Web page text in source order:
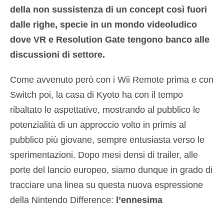
della non sussistenza di un concept così fuori
dalle righe, specie in un mondo videoludico
dove VR e Resolution Gate tengono banco alle
discussioni di settore.
Come avvenuto però con i Wii Remote prima e con
Switch poi, la casa di Kyoto ha con il tempo
ribaltato le aspettative, mostrando al pubblico le
potenzialità di un approccio volto in primis al
pubblico più giovane, sempre entusiasta verso le
sperimentazioni. Dopo mesi densi di trailer, alle
porte del lancio europeo, siamo dunque in grado di
tracciare una linea su questa nuova espressione
della Nintendo Difference: l’ennesima